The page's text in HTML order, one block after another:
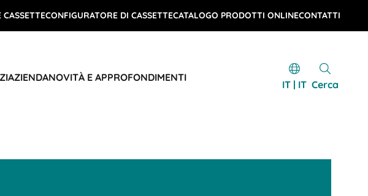
CASSETTECONFIGURATORE DI CASSETTECATALOGO PRODOTTI ONLINECONTATTI
AZIENDANOVITÀ E APPROFONDIMENTI
IT | IT Cerca